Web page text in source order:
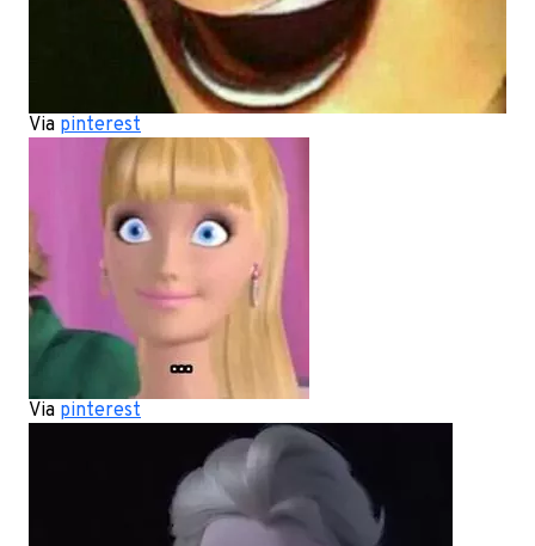
Via pinterest
Via pinterest